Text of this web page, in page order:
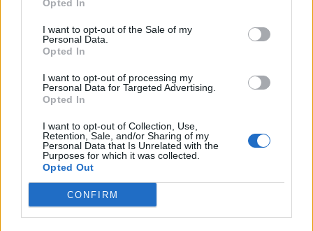
Opted In
I want to opt-out of the Sale of my
Personal Data.
Opted In
I want to opt-out of processing my
Personal Data for Targeted Advertising.
Opted In
I want to opt-out of Collection, Use,
Retention, Sale, and/or Sharing of my
Personal Data that Is Unrelated with the
Purposes for which it was collected.
Opted Out
CONFIRM
Αυγούστου
Το φαρμακείο των διακοπών: Τι να πάρετε μαζί σας
02:39
φρούτα με πρωτεΐνη και βάλτε τα στο πιάτο σας
01:40
τέλος του καλοκαιριού